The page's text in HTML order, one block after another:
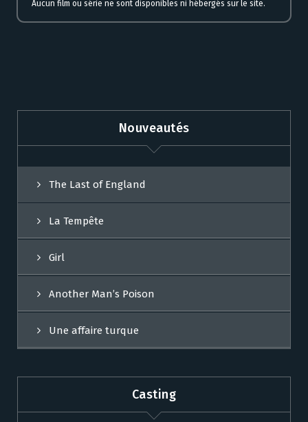
Aucun film ou série ne sont disponibles ni hébergés sur le site.
Nouveautés
The Last of England
La Tempête
Girl
Another Man’s Poison
Une affaire turque
Casting